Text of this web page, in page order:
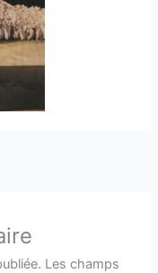
Les champs